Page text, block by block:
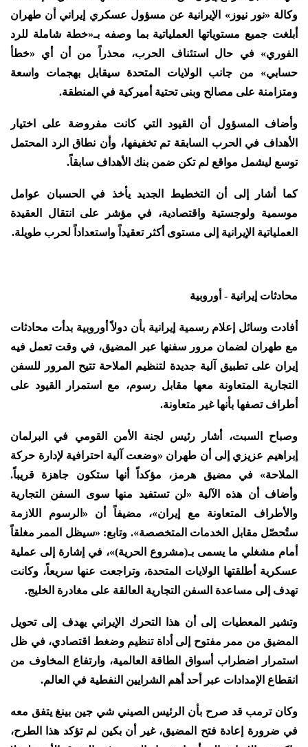
وكالة «نور نيوز» الإيرانية عن مسؤول عسكري إيراني أن طهران
أبلغت جميع مستوياتها العملياتية بما وصفه بـ«خطة شاملة للرد
الفوري» في حال استئناف الحرب، محذراً من أن أي «خطأ
حسابي» من جانب الولايات المتحدة سيقابل بهجمات واسعة
ومتزامنة على مصالح وبنى تحتية أميركية في المنطقة.
وأضاف المسؤول أن القيود التي كانت مفروضة على اختيار
الأهداف في الحرب السابقة تم تخفيفها، وأن نطاق الرد المحتمل
توسع ليشمل مواقع لم تكن ضمن بنك الأهداف سابقاً.
كما أشار إلى أن التخطيط الجديد يأخذ في الحسبان عوامل
موسمية ولوجستية واقتصادية، في مؤشر على انتقال العقيدة
العملياتية الإيرانية إلى مستوى أكثر تعقيداً واستعداداً لحرب طويلة.
محادثات إيرانية - أوروبية
أفادت وسائل إعلام رسمية إيرانية بأن دولاً أوروبية بدأت محادثات
مع طهران لضمان مرور سفنها عبر المضيق، في وقت تعمل فيه
إيران على تطبيق آلية جديدة لتنظيم الملاحة تتيح المرور للسفن
التجارية المتعاونة معها مقابل رسوم، مع استمرار القيود على
أطراف تصفها بأنها غير متعاونة.
وصباح السبت، أشار رئيس لجنة الأمن القومي في البرلمان
إبراهيم عزيزي إلى أن طهران «وضعت آلية احترافية لإدارة حركة
الملاحة» في مضيق هرمز، مؤكداً أنها ستكون جاهزة قريباً.
وأضاف أن هذه الآلية «لن تستفيد منها سوى السفن التجارية
والأطراف المتعاونة مع إيران»، مضيفاً أن «الرسوم اللازمة
ستُحصّل مقابل الخدمات المتخصصة». وتابع: «سيظل الممر مغلقاً
أمام مشغلي ما يسمى بـ(مشروع الحرية)»، في إشارة إلى عملية
عسكرية أطلقتها الولايات المتحدة، وتراجعت عنها سريعاً، وكانت
تهدف إلى مساعدة السفن التجارية العالقة على مغادرة الخليج.
وتشير المعطيات إلى أن هذا التحرك الإيراني يهدف إلى تحويل
المضيق من ممر مفتوح إلى أداة تنظيم وضغط اقتصادي، في ظل
استمرار اضطراب أسواق الطاقة العالمية، وارتفاع المخاوف من
انقطاع الإمدادات عبر أحد أهم الشرايين النفطية في العالم.
وكان ترمب قد صرح بأن الرئيس الصيني شي جين بينغ يتفق معه
في ضرورة إعادة فتح المضيق، غير أن بكين لم تؤكد هذا الطرح،